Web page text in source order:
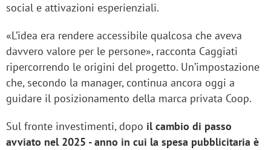
social e attivazioni esperienziali.
«L’idea era rendere accessibile qualcosa che aveva
davvero valore per le persone», racconta Caggiati
ripercorrendo le origini del progetto. Un’impostazione
che, secondo la manager, continua ancora oggi a
guidare il posizionamento della marca privata Coop.
Sul fronte investimenti, dopo il cambio di passo
avviato nel 2025 - anno in cui la spesa pubblicitaria è